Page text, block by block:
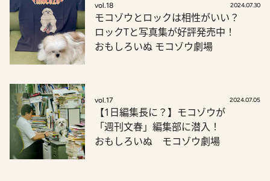
vol.18 2024.07.30
モコゾウとロックは相性がいい？
ロックTと写真集が好評発売中！
おもしろいぬ モコゾウ劇場
vol.17 2024.07.05
【1日編集長に？】モコゾウが
「週刊文春」編集部に潜入！
おもしろいぬ モコゾウ劇場